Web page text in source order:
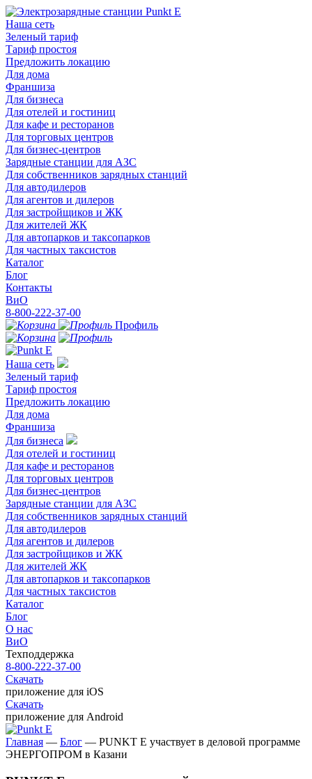
Наша сеть
Зеленый тариф
Тариф простоя
Предложить локацию
Для дома
Франшиза
Для бизнеса
Для отелей и гостиниц
Для кафе и ресторанов
Для торговых центров
Для бизнес-центров
Зарядные станции для АЗС
Для собственников зарядных станций
Для автодилеров
Для агентов и дилеров
Для застройщиков и ЖК
Для жителей ЖК
Для автопарков и таксопарков
Для частных таксистов
Каталог
Блог
Контакты
ВиО
8-800-222-37-00
Профиль
Наша сеть
Зеленый тариф
Тариф простоя
Предложить локацию
Для дома
Франшиза
Для бизнеса
Для отелей и гостиниц
Для кафе и ресторанов
Для торговых центров
Для бизнес-центров
Зарядные станции для АЗС
Для собственников зарядных станций
Для автодилеров
Для агентов и дилеров
Для застройщиков и ЖК
Для жителей ЖК
Для автопарков и таксопарков
Для частных таксистов
Каталог
Блог
О нас
ВиО
Техподдержка
8-800-222-37-00
Скачать
приложение для iOS
Скачать
приложение для Android
Главная — Блог — PUNKT E участвует в деловой программе
ЭНЕРГОПРОМ в Казани